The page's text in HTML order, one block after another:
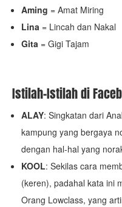
Aming = Amat Miring
Lina = Lincah dan Nakal
Gita = Gigi Tajam
Istilah-Istilah di
ALAY: Singkatan dari
kampung yang bergaya
dengan hal-hal yang
KOOL: Sekilas cara
(keren), padahal kata ini
Orang Lowclass, yang